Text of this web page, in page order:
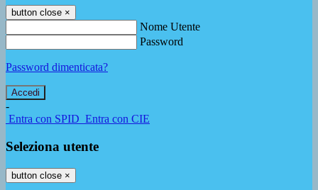
button close ×
Nome Utente
Password
Password dimenticata?
-
Entra con SPID Entra con CIE
Seleziona utente
button close ×